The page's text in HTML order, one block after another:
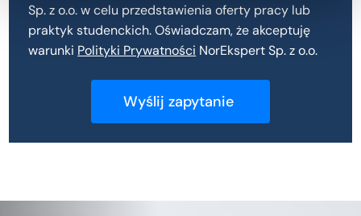
Sp. z o.o. w celu przedstawienia oferty pracy lub
praktyk studenckich. Oświadczam, że akceptuję
warunki Polityki Prywatności NorEkspert Sp. z o.o.